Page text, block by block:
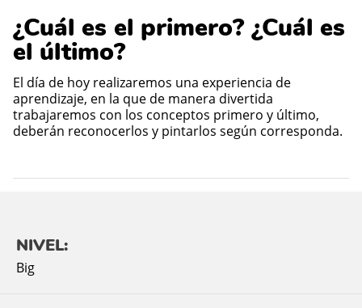
¿Cuál es el primero? ¿Cuál es
el último?
El día de hoy realizaremos una experiencia de
aprendizaje, en la que de manera divertida
trabajaremos con los conceptos primero y último,
deberán reconocerlos y pintarlos según corresponda.
NIVEL:
Big